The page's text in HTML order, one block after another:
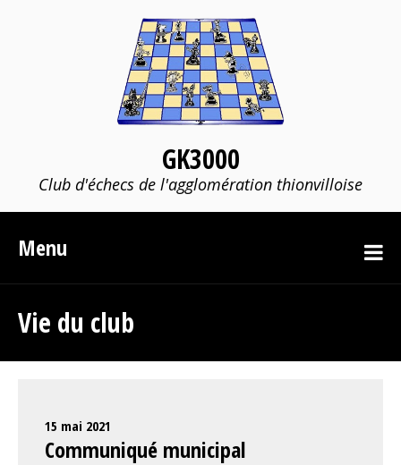
GK3000
Club d'échecs de l'agglomération thionvilloise
Menu
Vie du club
15 mai 2021
Communiqué municipal